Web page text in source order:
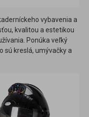
vybavenia a
kvalitou a estetikou
Ponúka veľký
sú kreslá, umývačky a